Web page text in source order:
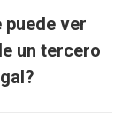
puede ver
un tercero